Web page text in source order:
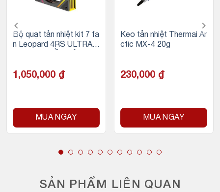
Bộ quạt tản nhiệt kit 7 fa
n Leopard 4RS ULTRA 1
1,050,000 ₫
MUA NGAY
Keo tản nhiệt Thermal Ar
ctic MX-4 20g
230,000 ₫
MUA NGAY
SẢN PHẨM LIÊN QUAN